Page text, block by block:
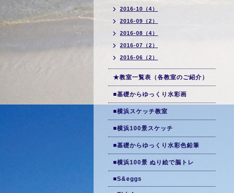
2016-10（4）
2016-09（2）
2016-08（4）
2016-07（2）
2016-06（2）
★教室一覧表（各教室のご紹介）
■基礎からゆっくり水彩画
■横浜スケッチ教室
■横浜100景スケッチ
■基礎からゆっくり水彩色鉛筆
■横浜100景 ぬり絵で脳トレ
■S&eggs